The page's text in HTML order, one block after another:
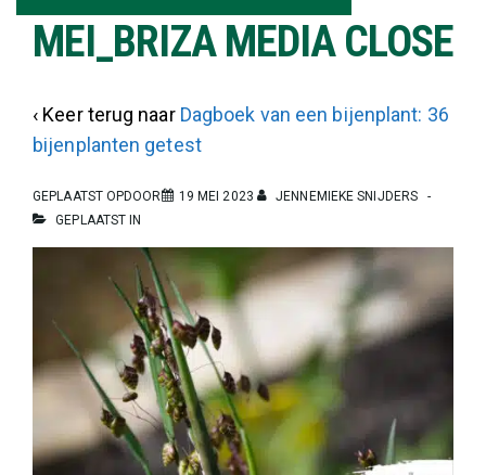
MEI_BRIZA MEDIA CLOSE
‹ Keer terug naar Dagboek van een bijenplant: 36
bijenplanten getest
GEPLAATST OPDOOR 19 MEI 2023
JENNEMIEKE SNIJDERS
GEPLAATST IN